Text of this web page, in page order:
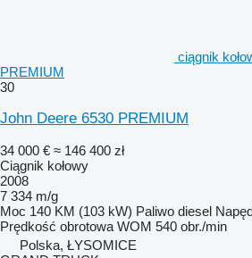
ciągnik
PREMIUM
30
John Deere 6530 PREMIUM
34 000 € ≈ 146 400 zł
Ciągnik kołowy
2008
7 334 m/g
Moc 140 KM (103 kW) Paliwo diesel
Prędkość obrotowa WOM 540 obr./min
Polska, ŁYSOMICE